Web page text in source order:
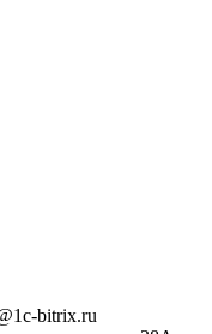
bitrix.ru